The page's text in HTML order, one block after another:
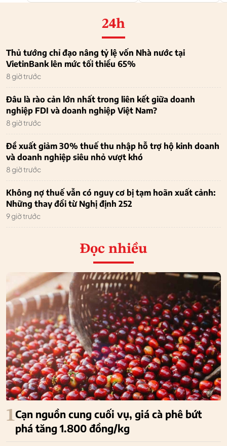
24h
Thủ tướng chỉ đạo nâng tỷ lệ vốn Nhà nước tại
VietinBank lên mức tối thiểu 65%
8 giờ trước
Đâu là rào cản lớn nhất trong liên kết giữa doanh
nghiệp FDI và doanh nghiệp Việt Nam?
8 giờ trước
Đề xuất giảm 30% thuế thu nhập hỗ trợ hộ kinh doanh
và doanh nghiệp siêu nhỏ vượt khó
8 giờ trước
Không nợ thuế vẫn có nguy cơ bị tạm hoãn xuất cảnh:
Những thay đổi từ Nghị định 252
9 giờ trước
Đọc nhiều
1Cạn nguồn cung cuối vụ, giá cà phê bứt
phá tăng 1.800 đồng/kg